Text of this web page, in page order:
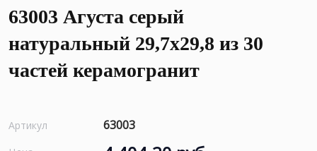
63003 Агуста серый
натуральный 29,7х29,8 из 30
частей керамогранит
Артикул 63003